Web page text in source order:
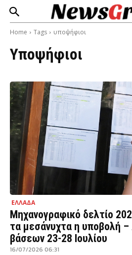
Home Tags υποψήφιοι
Υποψήφιοι
ΕΛΛΑΔΑ
Μηχανογραφικό δελτίο
τα μεσάνυχτα η υποβολή –
βάσεων 23-28 Ιουλίου
16/07/2026 06:31